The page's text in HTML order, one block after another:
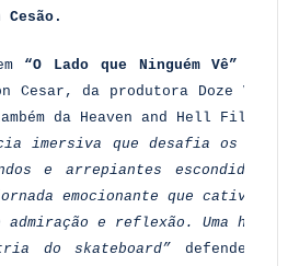
Cesão.
“O Lado que Ninguém Vê”
Cesar, da produtora Doze
da Heaven and Hell Films.
imersiva que desafia os
e arrepiantes escondidos
emocionante que cativa e
admiração e reflexão. Uma
do skateboard” defende